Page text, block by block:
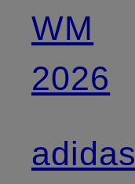
WM
2026
adidas